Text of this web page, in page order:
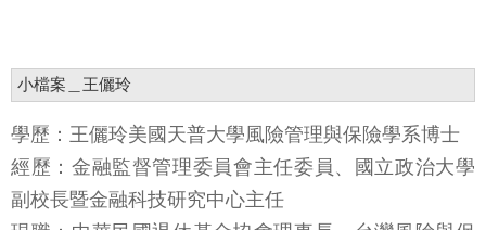
小檔案＿王儷玲
學歷：王儷玲美國天普大學風險管理與保險學系博士
經歷：金融監督管理委員會主任委員、國立政治大學
副校長暨金融科技研究中心主任